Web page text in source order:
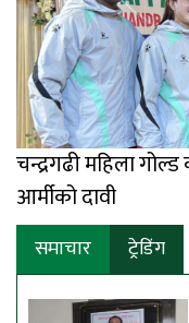
चन्द्रगढी महिला
आर्मीको दावी
समाचार ट्रेडिंग